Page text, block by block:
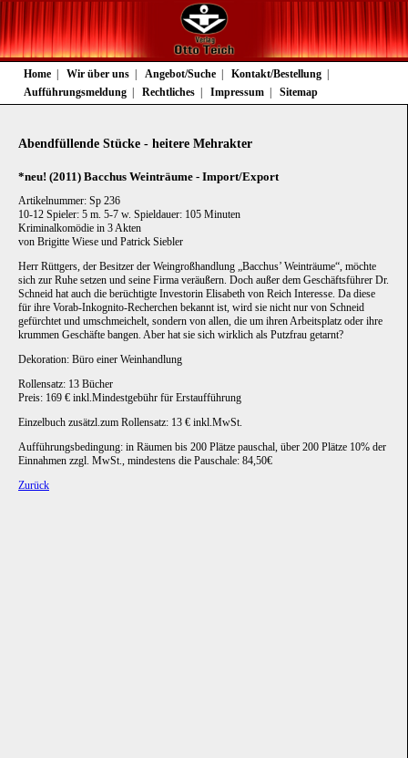
Navigation
überspringen
Home Wir über uns Angebot/Suche
Kontakt/Bestellung
Aufführungsmeldung
Rechtliches Impressum Sitemap
Abendfüllende Stücke - heitere Mehrakter
*neu! (2011) Bacchus Weinträume - Import/Export
Artikelnummer: Sp 236
10-12 Spieler: 5 m. 5-7 w. Spieldauer: 105 Minuten
Kriminalkomödie in 3 Akten
von Brigitte Wiese und Patrick Siebler
Herr Rüttgers, der Besitzer der Weingroßhandlung „Bacchus’ Weinträume“, möchte
sich zur Ruhe setzen und seine Firma veräußern. Doch außer dem Geschäftsführer Dr.
Schneid hat auch die berüchtigte Investorin Elisabeth von Reich Interesse. Da diese
für ihre Vorab-Inkognito-Recherchen bekannt ist, wird sie nicht nur von Schneid
gefürchtet und umschmeichelt, sondern von allen, die um ihren Arbeitsplatz oder ihre
krummen Geschäfte bangen. Aber hat sie sich wirklich als Putzfrau getarnt?
Dekoration: Büro einer Weinhandlung
Rollensatz: 13 Bücher
Preis: 169 € inkl.Mindestgebühr für Erstaufführung
Einzelbuch zusätzl.zum Rollensatz: 13 € inkl.MwSt.
Aufführungsbedingung: in Räumen bis 200 Plätze pauschal, über 200 Plätze 10% der
Einnahmen zzgl. MwSt., mindestens die Pauschale: 84,50€
Zurück